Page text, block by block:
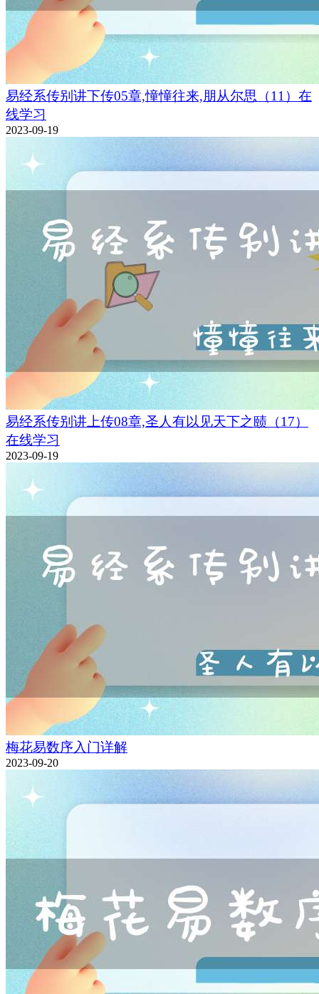
易经系传别讲下传05章,憧憧往来,朋从尔思（11）在
线学习
2023-09-19
易经系传别讲上传08章,圣人有以见天下之赜（17）
在线学习
2023-09-19
梅花易数序入门详解
2023-09-20